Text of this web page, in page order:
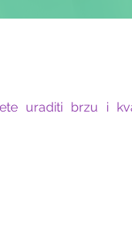
uraditi brzu i